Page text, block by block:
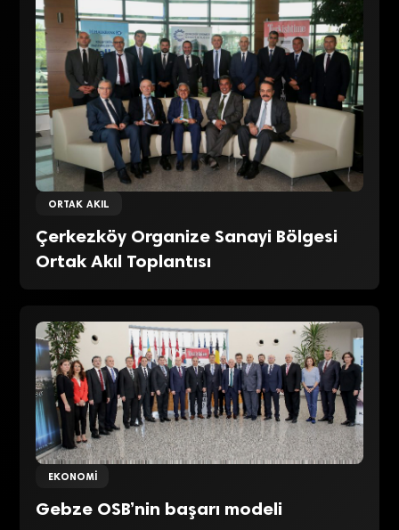
ORTAK AKIL
Çerkezköy Organize Sanayi Bölgesi
Ortak Akıl Toplantısı
EKONOMI
Gebze OSB’nin başarı modeli